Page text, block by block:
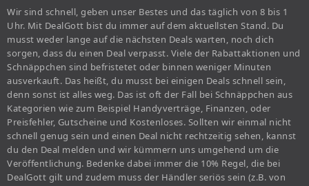
Wir sind schnell, geben unser Bestes und das täglich von 8 bis 1
Uhr. Mit DealGott bist du immer auf dem aktuellsten Stand. Du
musst weder lange auf die nächsten Deals warten, noch dich
sorgen, dass du einen Deal verpasst. Viele der Rabattaktionen und
Schnäppchen sind befristetet oder binnen weniger Minuten
ausverkauft. Das heißt, du musst bei einigen Deals schnell sein,
denn sonst ist alles weg. Das ist oft der Fall bei Schnäppchen aus
Kategorien wie zum Beispiel Handyverträge, Finanzen, oder
Preisfehler, Gutscheine und Kostenloses. Sollten wir einmal nicht
schnell genug sein und einen Deal nicht rechtzeitig sehen, kannst
du den Deal melden und wir kümmern uns umgehend um die
Veröffentlichung. Bedenke dabei immer die 10% Regel, die bei
DealGott gilt und zudem muss der Händler seriös sein (z.B. von